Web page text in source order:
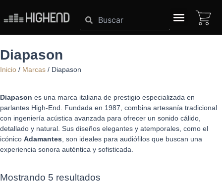
contenido
Diapason
Inicio / Marcas / Diapason
Diapason es una marca italiana de prestigio especializada en
parlantes High-End. Fundada en 1987, combina artesanía tradicional
con ingeniería acústica avanzada para ofrecer un sonido cálido,
detallado y natural. Sus diseños elegantes y atemporales, como el
icónico Adamantes , son ideales para audiófilos que buscan una
experiencia sonora auténtica y sofisticada.
Mostrando 5 resultados